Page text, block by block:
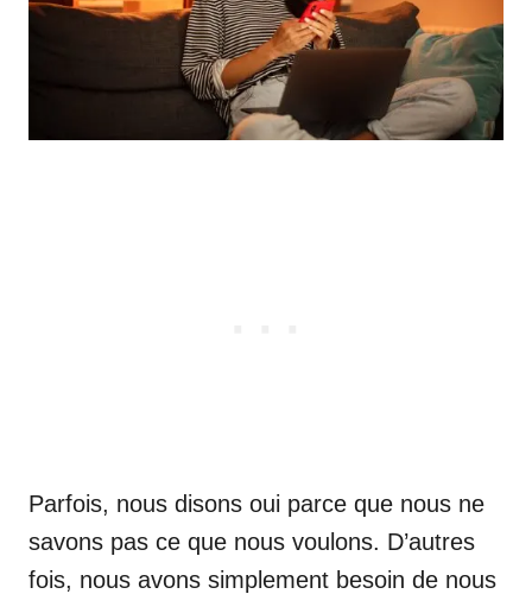
Parfois, nous disons oui parce que nous ne
savons pas ce que nous voulons. D’autres
fois, nous avons simplement besoin de nous